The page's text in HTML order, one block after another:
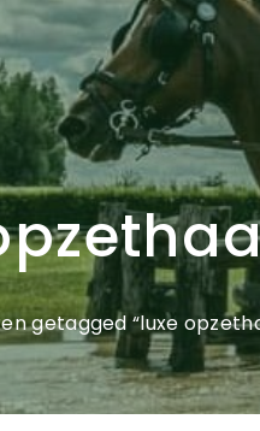
getagged “luxe